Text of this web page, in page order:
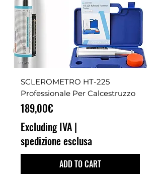
SCLEROMETRO HT-225
Professionale Per Calcestruzzo
Price
189,00€
Excluding IVA |
spedizione esclusa
ADD TO CART